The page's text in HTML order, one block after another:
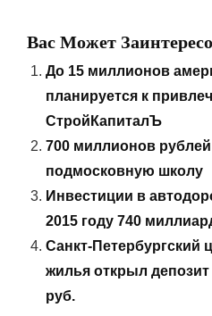
Вас Может
До 15 миллионов
планируется к
СтройКапиталЪ
700 миллионов
подмосковную школу
Инвестиции в
2015 году 740
Санкт-Петербургский
жилья открыл
руб.